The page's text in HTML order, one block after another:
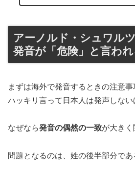
アーノルド・シュワル
発音が「危険」と言わ
まずは海外で発音するときの注意事
ハッキリ言って日本人は発声しない
なぜなら発音の偶然の一致が大きく
問題となるのは、姓の後半部分であ